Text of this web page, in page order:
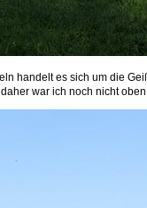
handelt es sich um die
daher war ich noch nicht